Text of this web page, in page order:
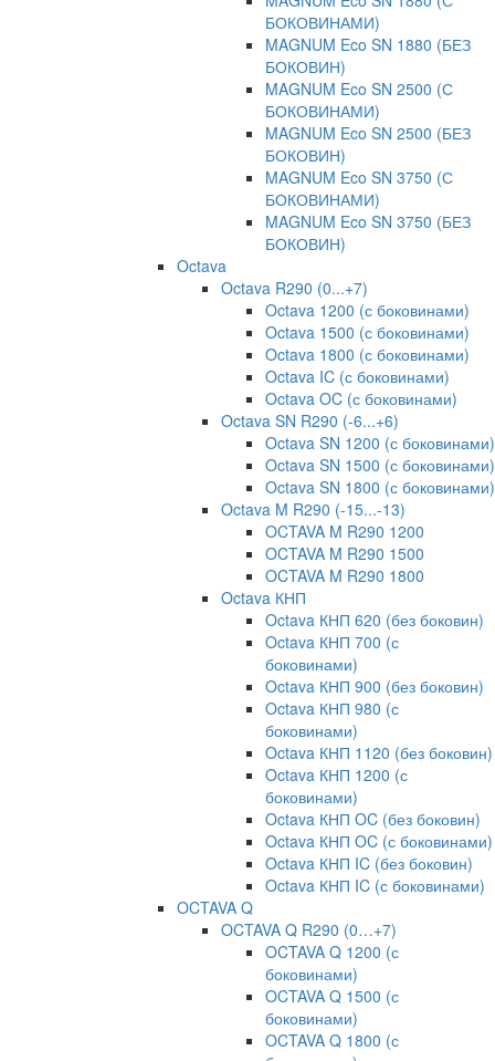
БОКОВИНАМИ)
MAGNUM Eco SN 1880 (БЕЗ
БОКОВИН)
MAGNUM Eco SN 2500 (С
БОКОВИНАМИ)
MAGNUM Eco SN 2500 (БЕЗ
БОКОВИН)
MAGNUM Eco SN 3750 (С
БОКОВИНАМИ)
MAGNUM Eco SN 3750 (БЕЗ
БОКОВИН)
Octava
Octava R290 (0...+7)
Octava 1200 (с боковинами)
Octava 1500 (с боковинами)
Octava 1800 (с боковинами)
Octava IC (с боковинами)
Octava OC (с боковинами)
Octava SN R290 (-6...+6)
Octava SN 1200 (с боковинами)
Octava SN 1500 (с боковинами)
Octava SN 1800 (с боковинами)
Octava M R290 (-15...-13)
OCTAVA M R290 1200
OCTAVA M R290 1500
OCTAVA M R290 1800
Octava КНП
Octava КНП 620 (без боковин)
Octava КНП 700 (с
боковинами)
Octava КНП 900 (без боковин)
Octava КНП 980 (с
боковинами)
Octava КНП 1120 (без боковин)
Octava КНП 1200 (с
боковинами)
Octava КНП OC (без боковин)
Octava КНП OC (с боковинами)
Octava КНП IC (без боковин)
Octava КНП IC (с боковинами)
OCTAVA Q
OCTAVA Q R290 (0…+7)
OCTAVA Q 1200 (с
боковинами)
OCTAVA Q 1500 (с
боковинами)
OCTAVA Q 1800 (с